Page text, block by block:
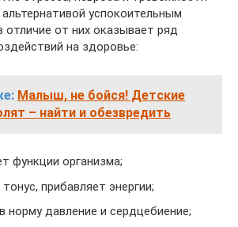
успокоительным
отличие от них оказывает ряд
на здоровье:
Малыш, не бойся! Детские
– найти и обезвредить
функции организма;
прибавляет энергии;
норму давление и сердцебиение;